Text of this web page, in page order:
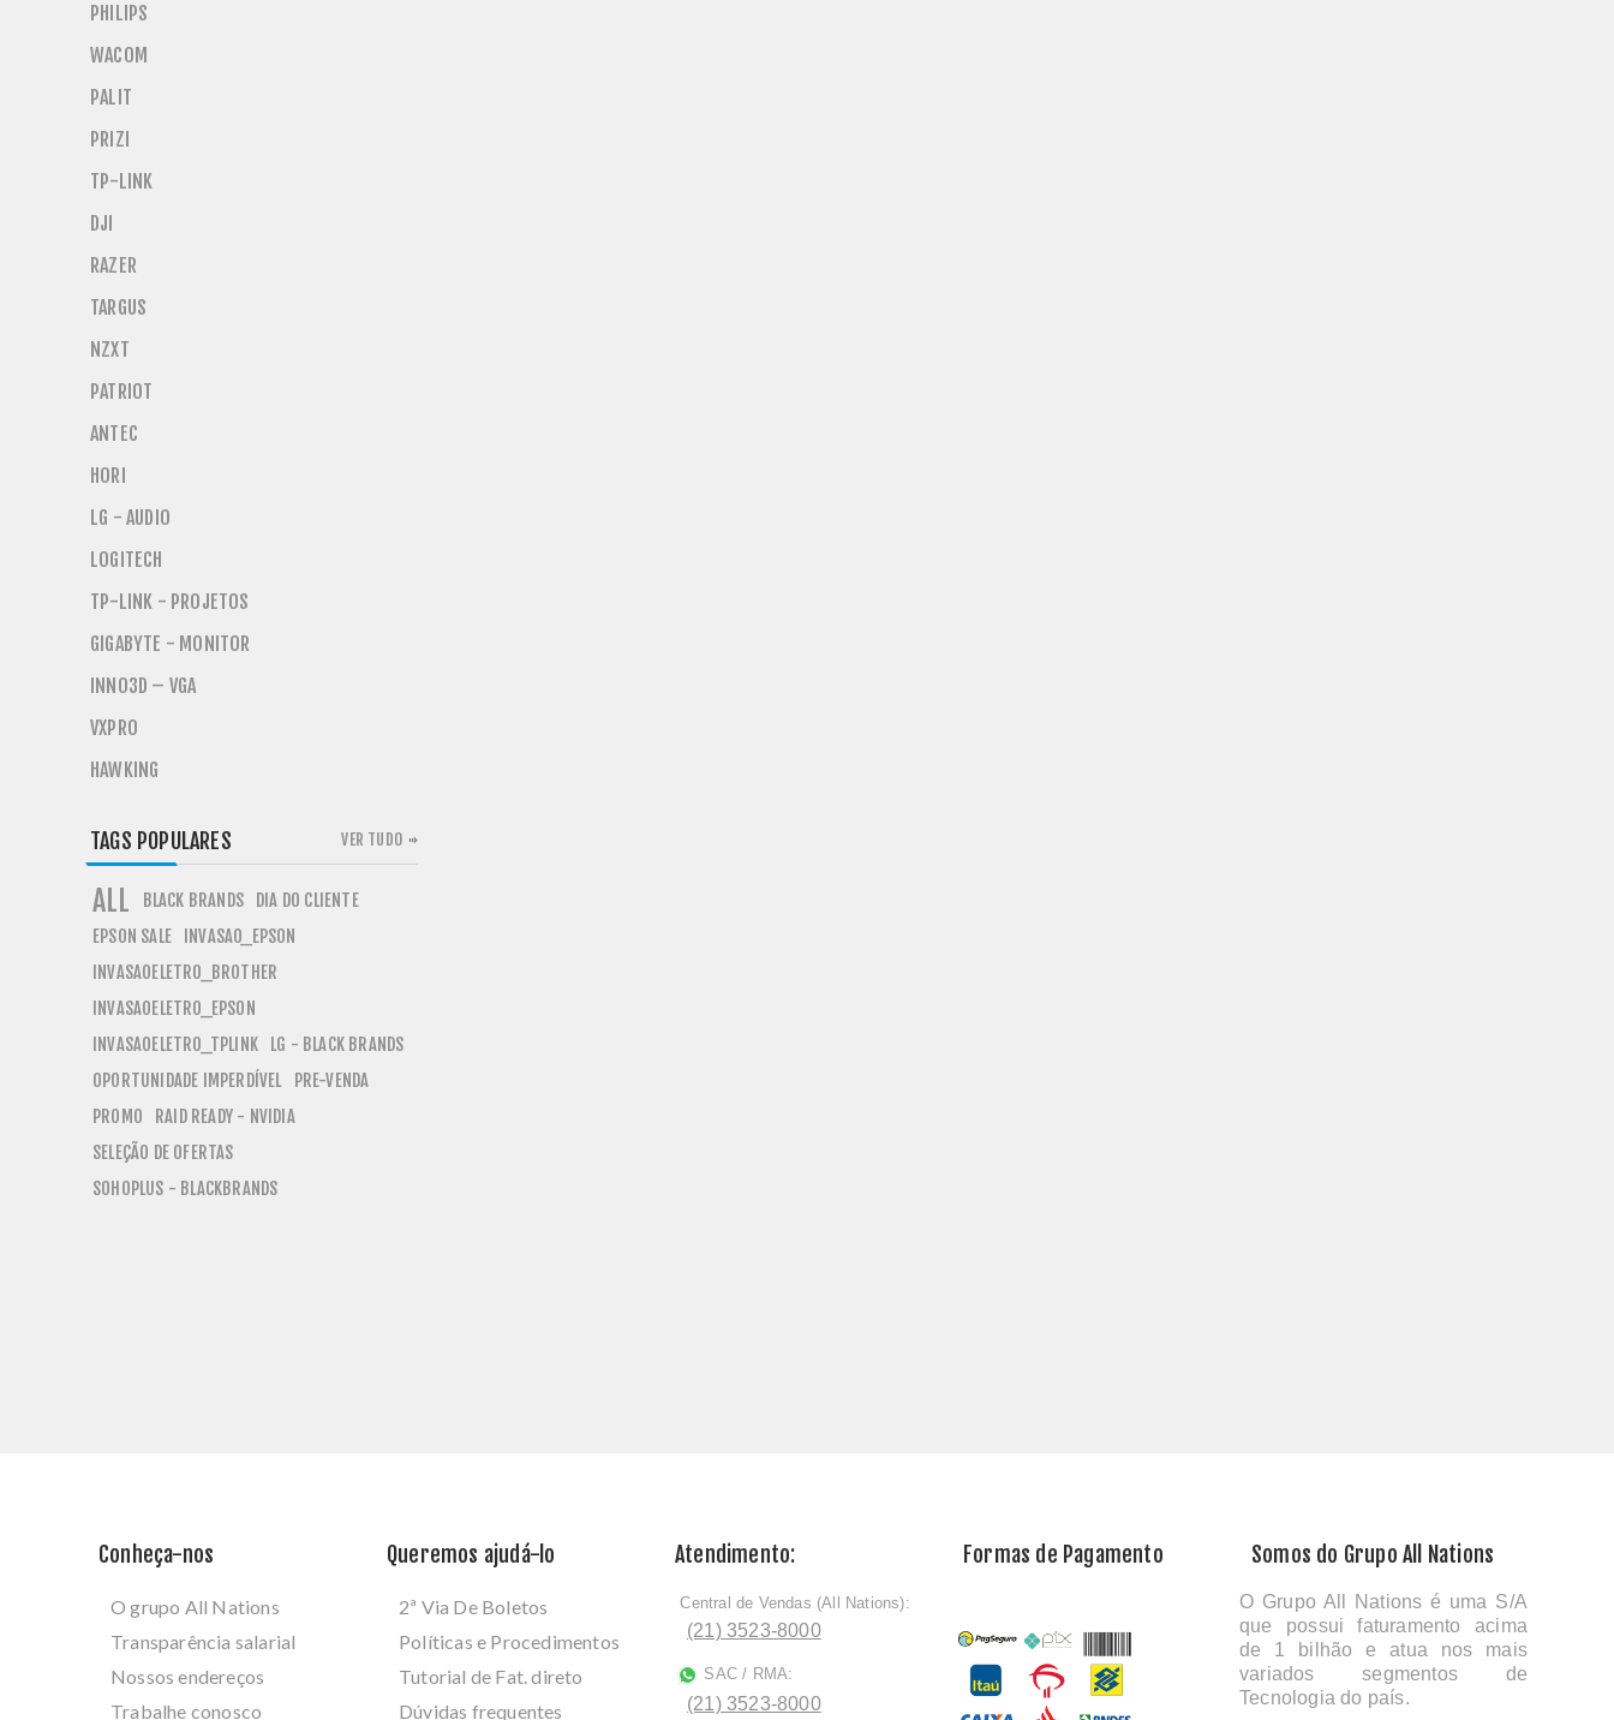
PHILIPS
WACOM
PALIT
PRIZI
TP-LINK
DJI
RAZER
TARGUS
NZXT
PATRIOT
ANTEC
HORI
LG - AUDIO
LOGITECH
TP-LINK - PROJETOS
GIGABYTE - MONITOR
INNO3D – VGA
VXPRO
HAWKING
TAGS POPULARES
ALL BLACK BRANDS DIA DO CLIENTE
EPSON SALE INVASAO_EPSON
INVASAOELETRO_BROTHER
INVASAOELETRO_EPSON
INVASAOELETRO_TPLINK LG - BLACK BRANDS
OPORTUNIDADE IMPERDÍVEL PRE-VENDA
PROMO
RAID READY - NVIDIA
SELEÇÃO DE OFERTAS
SOHOPLUS - BLACKBRANDS
VER TUDO
Conheça-nos
O grupo All Nations
Transparência salarial
Nossos endereços
Trabalhe conosco
Queremos ajudá-lo
2ª Via De Boletos
Políticas e Procedimentos
Tutorial de Fat. direto
Dúvidas frequentes
Atendimento:
ﾠCentral de Vendas (All Nations):
(21) 3523-8000
SAC / RMA:
(21) 3523-8000
Formas de Pagamento Somos do Grupo All Nations
O Grupo All Nations é uma S/A
que possui faturamento acima
de 1 bilhão e atua nos mais
variados segmentos de
Tecnologia do país.